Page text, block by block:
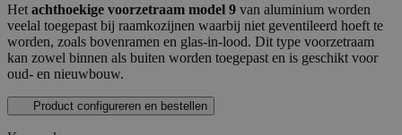
Het achthoekige voorzetraam model 9 van aluminium worden
veelal toegepast bij raamkozijnen waarbij niet geventileerd hoeft te
worden, zoals bovenramen en glas-in-lood. Dit type voorzetraam
kan zowel binnen als buiten worden toegepast en is geschikt voor
oud- en nieuwbouw.
Product configureren en bestellen